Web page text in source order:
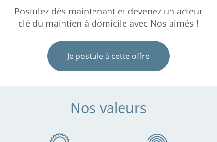
Postulez dès maintenant et devenez un acteur
clé du maintien à domicile avec Nos aimés !
Je postule à cette offre
Nos valeurs